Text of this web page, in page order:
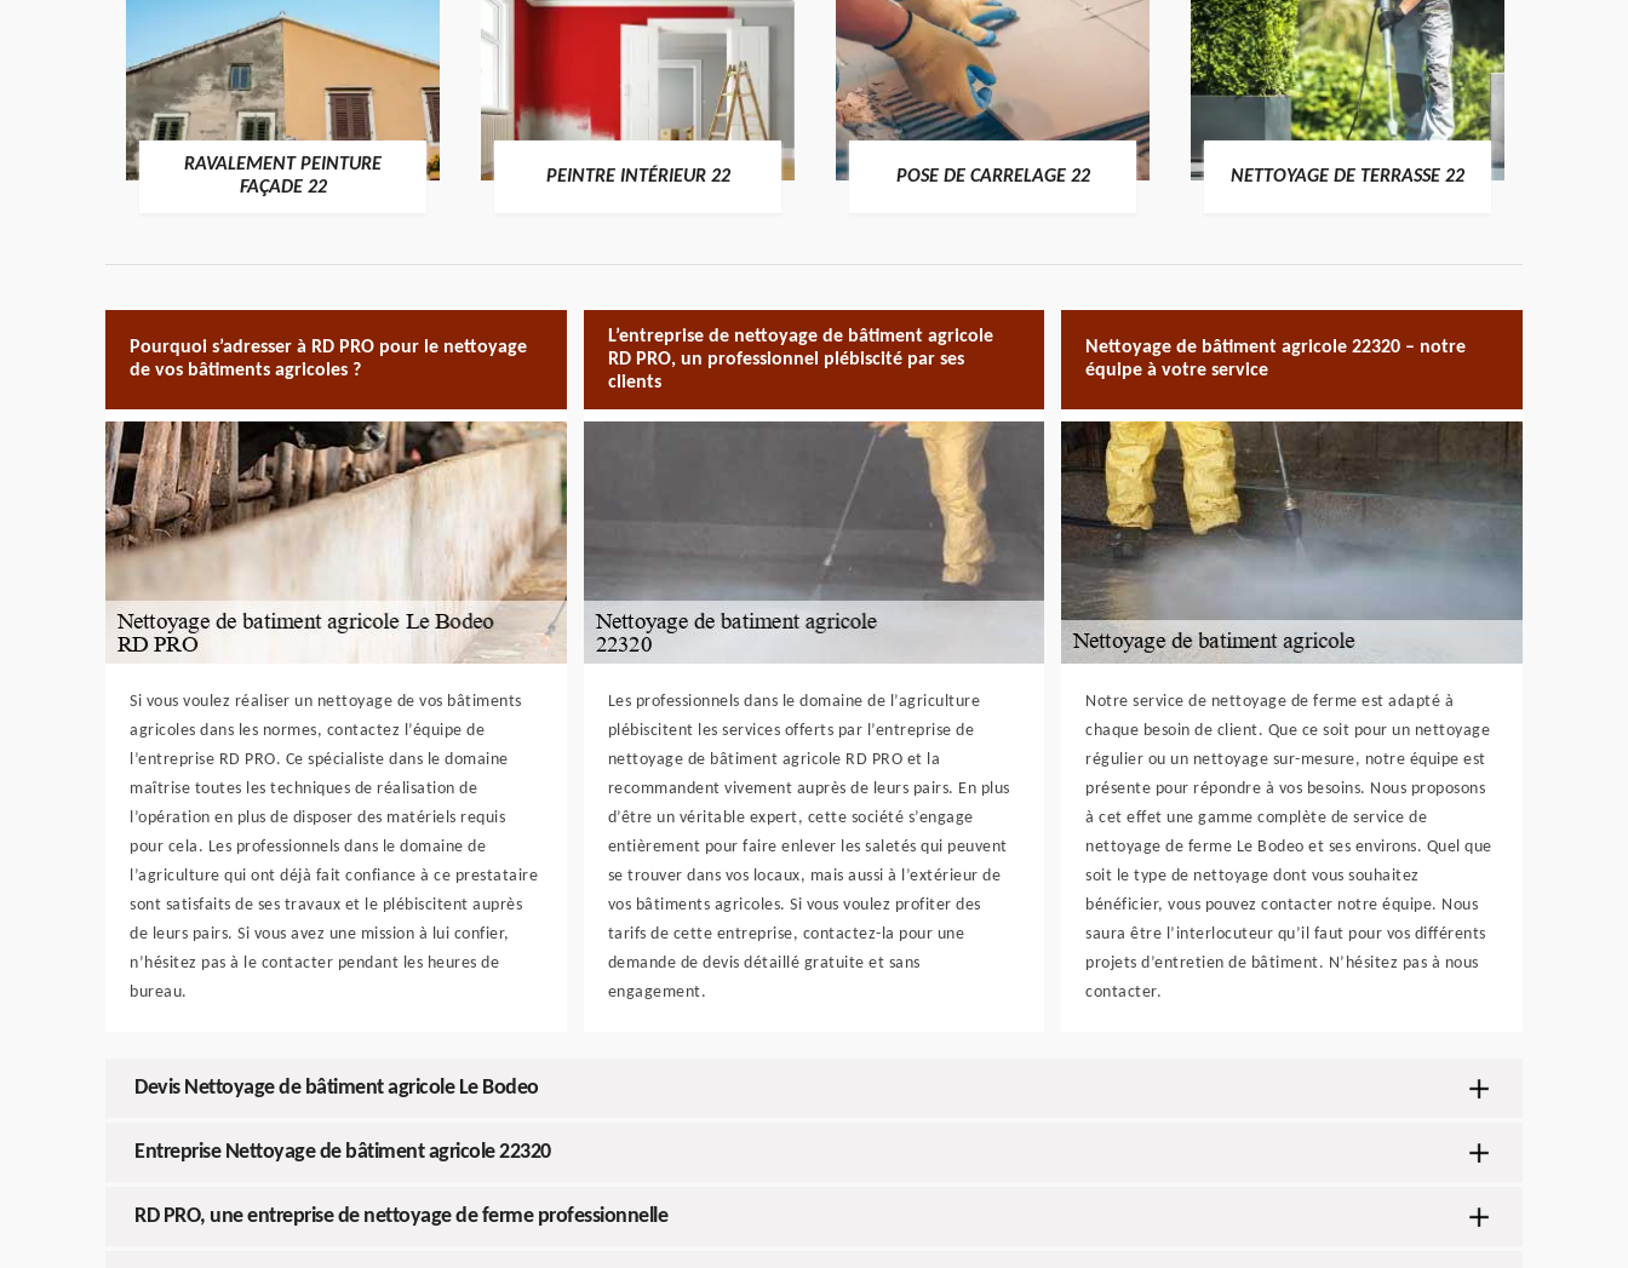
RAVALEMENT PEINTURE
FAÇADE 22
PEINTRE INTÉRIEUR 22 POSE DE CARRELAGE 22 NETTOYAGE DE TERRASSE 22
Pourquoi s’adresser à RD PRO pour le nettoyage
de vos bâtiments agricoles ?
Si vous voulez réaliser un nettoyage de vos bâtiments
agricoles dans les normes, contactez l’équipe de
l’entreprise RD PRO. Ce spécialiste dans le domaine
maîtrise toutes les techniques de réalisation de
l’opération en plus de disposer des matériels requis
pour cela. Les professionnels dans le domaine de
l’agriculture qui ont déjà fait confiance à ce prestataire
sont satisfaits de ses travaux et le plébiscitent auprès
de leurs pairs. Si vous avez une mission à lui confier,
n’hésitez pas à le contacter pendant les heures de
bureau.
L’entreprise de nettoyage de bâtiment agricole
RD PRO, un professionnel plébiscité par ses
clients
Les professionnels dans le domaine de l’agriculture
plébiscitent les services offerts par l’entreprise de
nettoyage de bâtiment agricole RD PRO et la
recommandent vivement auprès de leurs pairs. En plus
d’être un véritable expert, cette société s’engage
entièrement pour faire enlever les saletés qui peuvent
se trouver dans vos locaux, mais aussi à l’extérieur de
vos bâtiments agricoles. Si vous voulez profiter des
tarifs de cette entreprise, contactez-la pour une
demande de devis détaillé gratuite et sans
engagement.
Nettoyage de bâtiment agricole 22320 – notre
équipe à votre service
Notre service de nettoyage de ferme est adapté à
chaque besoin de client. Que ce soit pour un nettoyage
régulier ou un nettoyage sur-mesure, notre équipe est
présente pour répondre à vos besoins. Nous proposons
à cet effet une gamme complète de service de
nettoyage de ferme Le Bodeo et ses environs. Quel que
soit le type de nettoyage dont vous souhaitez
bénéficier, vous pouvez contacter notre équipe. Nous
saura être l’interlocuteur qu’il faut pour vos différents
projets d’entretien de bâtiment. N’hésitez pas à nous
contacter.
Devis Nettoyage de bâtiment agricole Le Bodeo
Entreprise Nettoyage de bâtiment agricole 22320
RD PRO, une entreprise de nettoyage de ferme professionnelle